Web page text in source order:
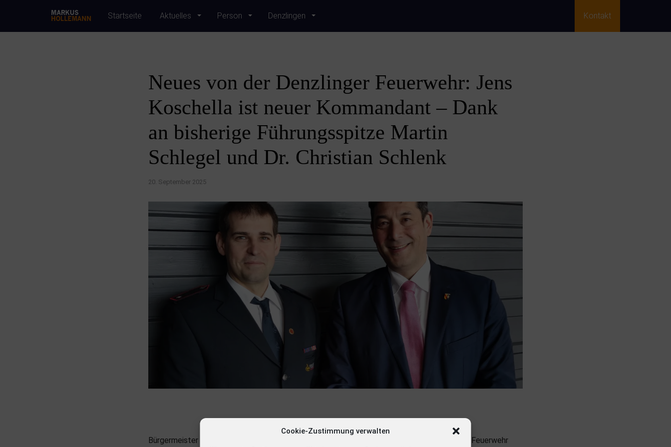
Cookie-Zustimmung verwalten
Startseite Aktuelles Person Denzlingen Kontakt
Neues von der Denzlinger Feuerwehr: Jens
Koschella ist neuer Kommandant – Dank
an bisherige Führungsspitze Martin
Schlegel und Dr. Christian Schlenk
20. September 2025
Bürgermeister a.D. Markus Hollemann gratulierte dem neuen Kommandanten der Freiwilligen Feuerwehr